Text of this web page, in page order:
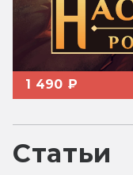
1 490 ₽
Статьи